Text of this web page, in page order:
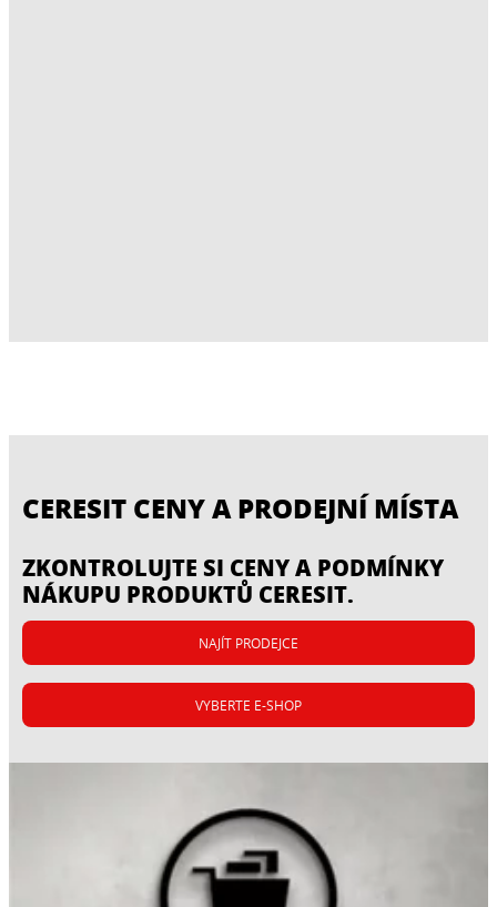
CERESIT CENY A PRODEJNÍ MÍSTA
ZKONTROLUJTE SI CENY A PODMÍNKY
NÁKUPU PRODUKTŮ CERESIT.
NAJÍT PRODEJCE
VYBERTE E-SHOP